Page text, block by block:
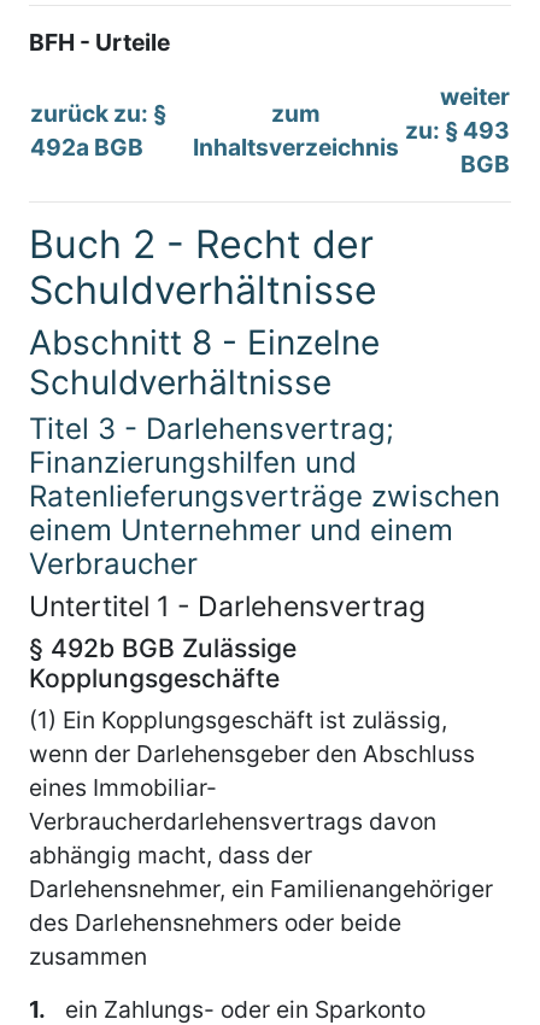
BFH - Urteile
zurück zu: §
492a BGB
zum
Inhaltsverzeichnis
weiter
zu: § 493
BGB
Buch 2 - Recht der
Schuldverhältnisse
Abschnitt 8 - Einzelne
Schuldverhältnisse
Titel 3 - Darlehensvertrag;
Finanzierungshilfen und
Ratenlieferungsverträge zwischen
einem Unternehmer und einem
Verbraucher
Untertitel 1 - Darlehensvertrag
§ 492b BGB Zulässige
Kopplungsgeschäfte
(1) Ein Kopplungsgeschäft ist zulässig,
wenn der Darlehensgeber den Abschluss
eines Immobiliar-
Verbraucherdarlehensvertrags davon
abhängig macht, dass der
Darlehensnehmer, ein Familienangehöriger
des Darlehensnehmers oder beide
zusammen
1.
ein Zahlungs- oder ein Sparkonto